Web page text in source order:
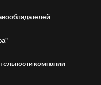
компании